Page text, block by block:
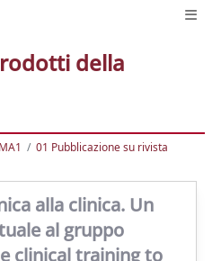
della
01 Pubblicazione su rivista
alla clinica. Un
al gruppo
clinical training to